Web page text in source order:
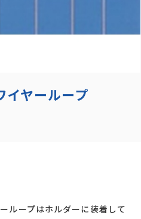
イヤーループ
ループはホルダーに装着して